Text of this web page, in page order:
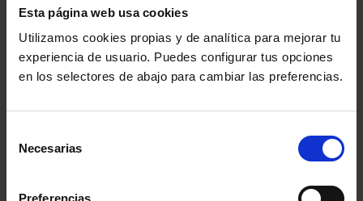
Esta página web usa cookies
Utilizamos cookies propias y de analítica para mejorar tu
experiencia de usuario. Puedes configurar tus opciones
en los selectores de abajo para cambiar las preferencias.
Necesarias
Preferencias
NO se considera que la cláusula contractual pueda
superar «
automáticamente
» la exigencia de
transparencia.
Debe tomarse en consideración: (i) el tenor de la
cláusula; (ii) la información ofrecida por la entidad al